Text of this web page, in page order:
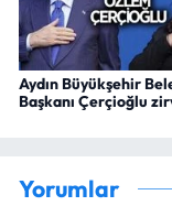
Aydın Büyükşehir
Başkanı Çerçioğlu
Yorumlar